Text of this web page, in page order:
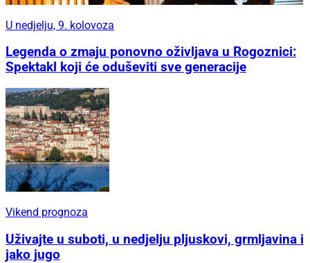
U nedjelju, 9. kolovoza
Legenda o zmaju ponovno oživljava u Rogoznici:
Spektakl koji će oduševiti sve generacije
Vikend prognoza
Uživajte u suboti, u nedjelju pljuskovi, grmljavina i
jako jugo